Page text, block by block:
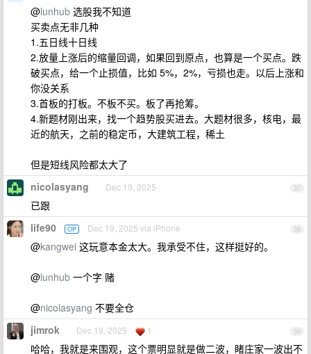
@lunhub 选股我不知道
买卖点无非几种
1.五日线十日线
2.放量上涨后的缩量回调，如果回到原点，也算是一个买点。跌
破买点，给一个止损值，比如 5%，2%，亏损也走。以后上涨和
你没关系
3.首板的打板。不板不买。板了再抢筹。
4.新题材刚出来，找一个趋势股买进去。大题材很多，核电，最
近的航天，之前的稳定币，大建筑工程，稀土
但是短线风险都太大了
37
nicolasyang Dec 19, 2025
已跟
38
life90 OP Dec 19, 2025 via iPhone
@kangwei 这玩意本金太大。我承受不住，这样挺好的。
@lunhub 一个字 赌
@nicolasyang 不要全仓
39
jimrok Dec 19, 2025 1
哈哈，我就是来围观，这个票明显就是做二波，睹庄家一波出不